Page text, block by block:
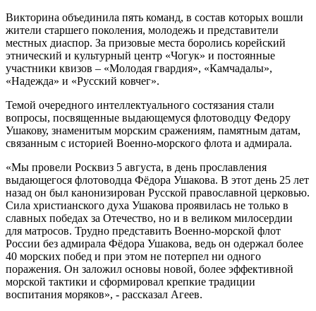
Викторина объединила пять команд, в состав которых вошли
жители старшего поколения, молодежь и представители
местных диаспор. За призовые места боролись корейский
этнический и культурный центр «Чогук» и постоянные
участники квизов – «Молодая гвардия», «Камчадалы»,
«Надежда» и «Русский ковчег».
Темой очередного интеллектуального состязания стали
вопросы, посвященные выдающемуся флотоводцу Федору
Ушакову, знаменитым морским сражениям, памятным датам,
связанным с историей Военно-морского флота и адмирала.
«Мы провели Росквиз 5 августа, в день прославления
выдающегося флотоводца Фёдора Ушакова. В этот день 25 лет
назад он был канонизирован Русской православной церковью.
Сила христианского духа Ушакова проявилась не только в
славных победах за Отечество, но и в великом милосердии
для матросов. Трудно представить Военно-морской флот
России без адмирала Фёдора Ушакова, ведь он одержал более
40 морских побед и при этом не потерпел ни одного
поражения. Он заложил основы новой, более эффективной
морской тактики и сформировал крепкие традиции
воспитания моряков», - рассказал Агеев.